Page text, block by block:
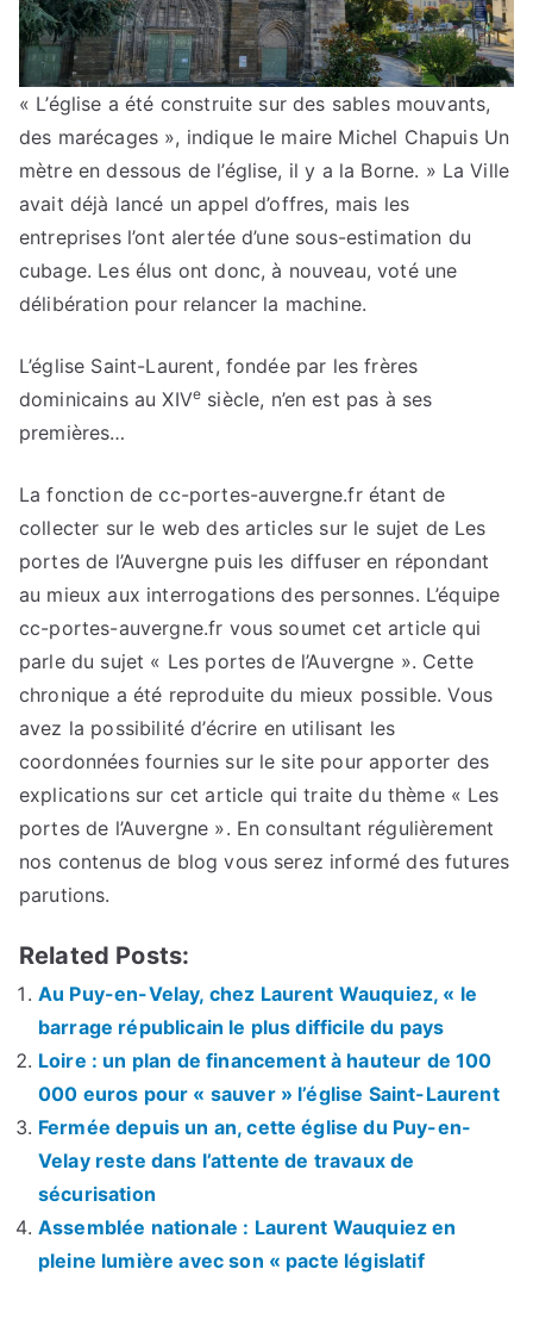
« L’église a été construite sur des sables mouvants,
des marécages », indique le maire Michel Chapuis Un
mètre en dessous de l’église, il y a la Borne. » La Ville
avait déjà lancé un appel d’offres, mais les
entreprises l’ont alertée d’une sous-estimation du
cubage. Les élus ont donc, à nouveau, voté une
délibération pour relancer la machine.
L’église Saint-Laurent, fondée par les frères
dominicains au XIVe siècle, n’en est pas à ses
premières…
La fonction de cc-portes-auvergne.fr étant de
collecter sur le web des articles sur le sujet de Les
portes de l’Auvergne puis les diffuser en répondant
au mieux aux interrogations des personnes. L’équipe
cc-portes-auvergne.fr vous soumet cet article qui
parle du sujet « Les portes de l’Auvergne ». Cette
chronique a été reproduite du mieux possible. Vous
avez la possibilité d’écrire en utilisant les
coordonnées fournies sur le site pour apporter des
explications sur cet article qui traite du thème « Les
portes de l’Auvergne ». En consultant régulièrement
nos contenus de blog vous serez informé des futures
parutions.
Related Posts:
Au Puy-en-Velay, chez Laurent Wauquiez, « le
barrage républicain le plus difficile du pays
Loire : un plan de financement à hauteur de 100
000 euros pour « sauver » l’église Saint-Laurent
Fermée depuis un an, cette église du Puy-en-
Velay reste dans l’attente de travaux de
sécurisation
Assemblée nationale : Laurent Wauquiez en
pleine lumière avec son « pacte législatif